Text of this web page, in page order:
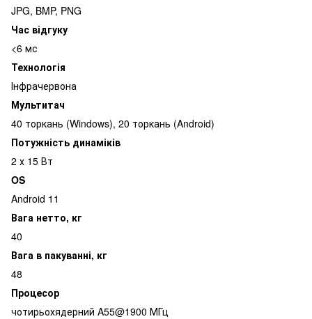
JPG, BMP, PNG
Час відгуку
<6 мс
Технологія
Інфрачервона
Мультитач
40 торкань (Windows), 20 торкань (Android)
Потужність динаміків
2 х 15 Вт
OS
Android 11
Вага нетто, кг
40
Вага в пакуванні, кг
48
Процесор
чотирьохядерний A55@1900 МГц